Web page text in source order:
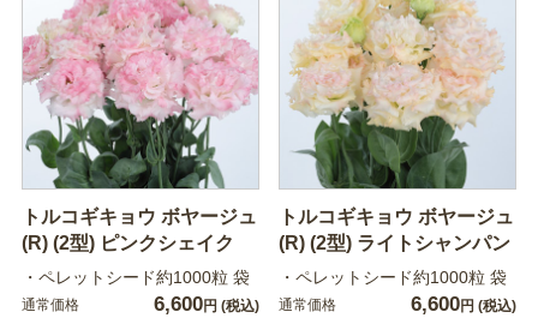
トルコギキョウ ボヤージュ
(R) (2型) ピンクシェイク
・ペレットシード約1000粒 袋
通常価格 6,600円 (税込)
トルコギキョウ ボヤージュ
(R) (2型) ライトシャンパン
・ペレットシード約1000粒 袋
通常価格 6,600円 (税込)